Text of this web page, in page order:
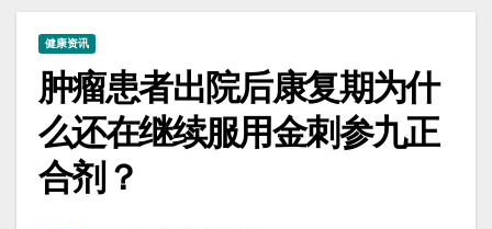
健康资讯
肿瘤患者出院后康复期为什
么还在继续服用金刺参九正
合剂？